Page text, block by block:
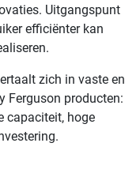
Uitgangspunt
efficiënter kan
zich in vaste en
Ferguson producten:
capaciteit, hoge